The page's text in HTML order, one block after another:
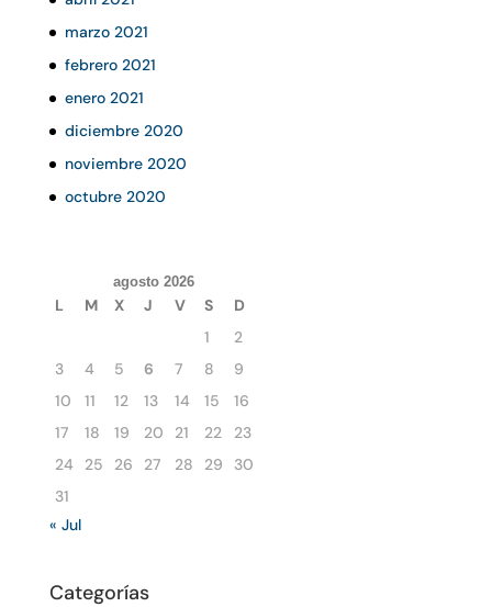
marzo 2021
febrero 2021
enero 2021
diciembre 2020
noviembre 2020
octubre 2020
agosto 2026
L M X J V S
D
1
2
3
4 5 6 7 8
9
10
11 12 13 14 15
16
17
18 19 20 21 22
23
24
25 26 27 28 29
30
31
« Jul
Categorías